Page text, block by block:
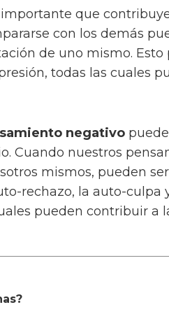
que
con los demás
de uno mismo.
todas las cuales
negativo
Cuando nuestros
mismos, pueden
rechazo, la auto-culpa
pueden contribuir a